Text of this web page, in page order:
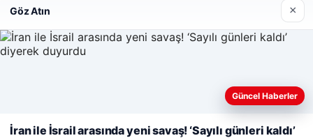
Cengiz Sigorta
© 2026 Analiz Gazete – Güncel Haberler
Web sitemizi nasıl kullandığınızı daha iyi anlayabilmek,
kullanıyoruz.Çerez Politikamız
Göz Atın ×
Güncel Haberler
İran ile İsrail arasında yeni savaş! ‘Sayılı günleri kaldı’